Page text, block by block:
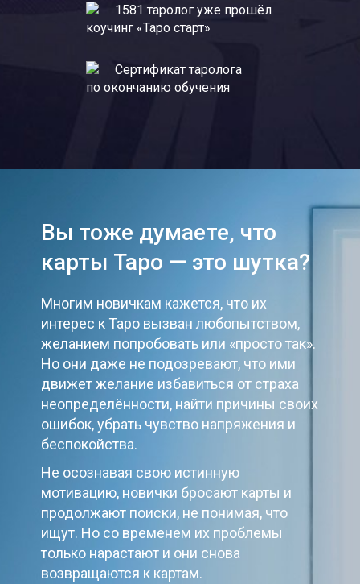
1581 таролог уже прошёл
коучинг «Таро старт»
Сертификат таролога
по окончанию обучения
Вы тоже думаете, что
карты Таро — это шутка?
Многим новичкам кажется, что их
интерес к Таро вызван любопытством,
желанием попробовать или «просто так».
Но они даже не подозревают, что ими
движет желание избавиться от страха
неопределённости, найти причины своих
ошибок, убрать чувство напряжения и
беспокойства.
Не осознавая свою истинную
мотивацию, новички бросают карты и
продолжают поиски, не понимая, что
ищут. Но со временем их проблемы
только нарастают и они снова
возвращаются к картам.